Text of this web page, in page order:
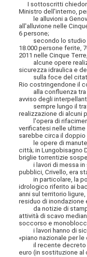
I sottoscritti
Ministro dell'interno,
le alluvioni a Genova
all'alluvione nelle
6 persone;
secondo lo studio
18.000 persone ferite,
2011 nelle Cinque
alcune opere
sicurezza idraulica e
sulla foce del citato
Rio costringendone il
alla confluenza tra il
avviso degli
sempre lungo il
realizzazione di alcuni
l'opera di
verificatesi nelle ultime
sarebbe circa il doppio
le opere di
città; in Lungobisagno
briglie torrentizie
i lavori di messa in
pubblici, Crivello, era
in particolare, la
idrologico riferito ai
anni sul territorio
residuo di inondazione
da notizie di stampa
attività di scavo
soccorso e
i lavori hanno di
«piano nazionale per le
il recente decreto
euro (in sostituzione al